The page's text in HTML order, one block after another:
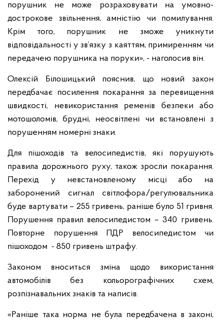
порушник не може розраховувати на умовно-
дострокове звільнення, амністію чи помилування.
Крім того, порушник не зможе уникнути
відповідальності у зв’язку з каяттям, примиренням чи
передачею порушника на поруки», - наголосив він.
Олексій Білошицький пояснив, що новий закон
передбачає посилення покарання за перевищення
швидкості, невикористання ременів безпеки або
мотошоломів, брудні, неосвітлені чи встановлені з
порушенням номерні знаки.
Для пішоходів та велосипедистів, які порушують
правила дорожнього руху, також зросли покарання.
Перехід у невстановленому місці або на
заборонений сигнал світлофора/регулювальника
буде вартувати – 255 гривень, раніше було 51 гривня.
Порушення правил велосипедистом – 340 гривень.
Повторне порушення ПДР велосипедистом чи
пішоходом - 850 гривень штрафу.
Законом вноситься зміна щодо використання
автомобілів без кольорографічних схем,
розпізнавальних знаків та написів.
«Раніше така норма не була передбачена в законі,